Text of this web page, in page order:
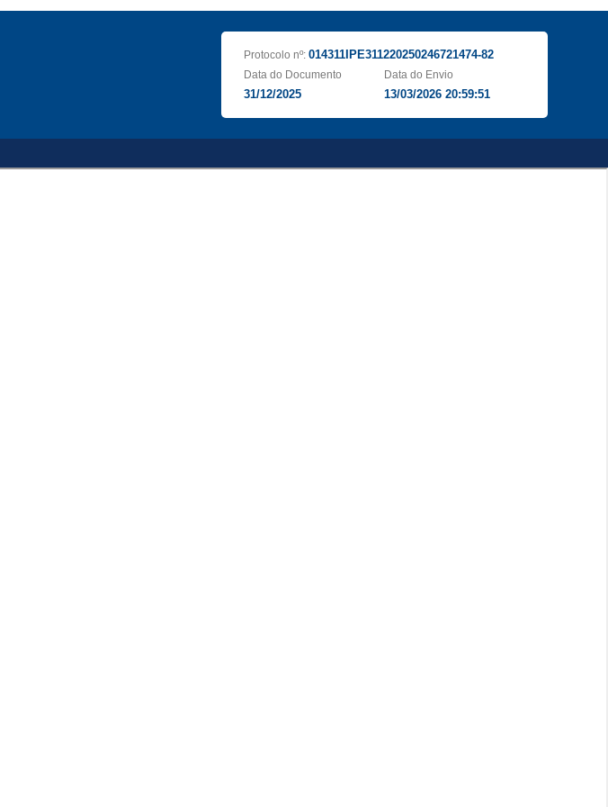
Protocolo nº: 014311IPE311220250246721474-82
Data do Documento
31/12/2025
Data do Envio
13/03/2026 20:59:51